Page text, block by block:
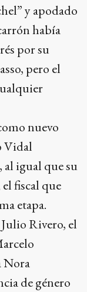
y apodado
había
por su
pero el
nuevo
Vidal
al igual que su
fiscal que
etapa.
Rivero, el
Nora
de género